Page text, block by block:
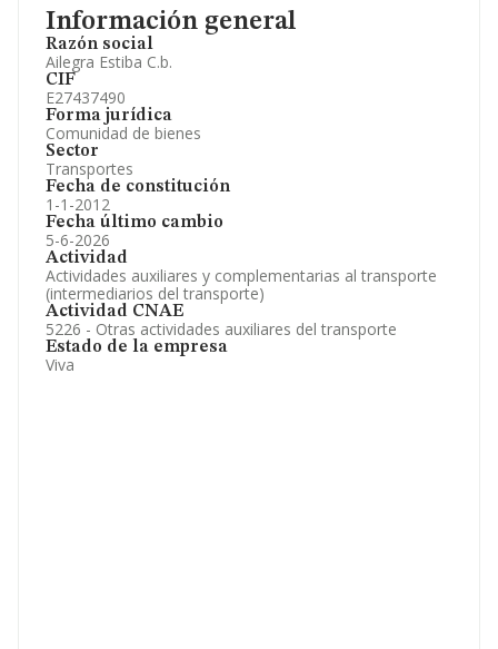
Información general
Razón social
Ailegra Estiba C.b.
CIF
E27437490
Forma jurídica
Comunidad de bienes
Sector
Transportes
Fecha de constitución
1-1-2012
Fecha último cambio
5-6-2026
Actividad
Actividades auxiliares y complementarias al transporte
(intermediarios del transporte)
Actividad CNAE
5226 - Otras actividades auxiliares del transporte
Estado de la empresa
Viva
Información oficial y registral complementaria.